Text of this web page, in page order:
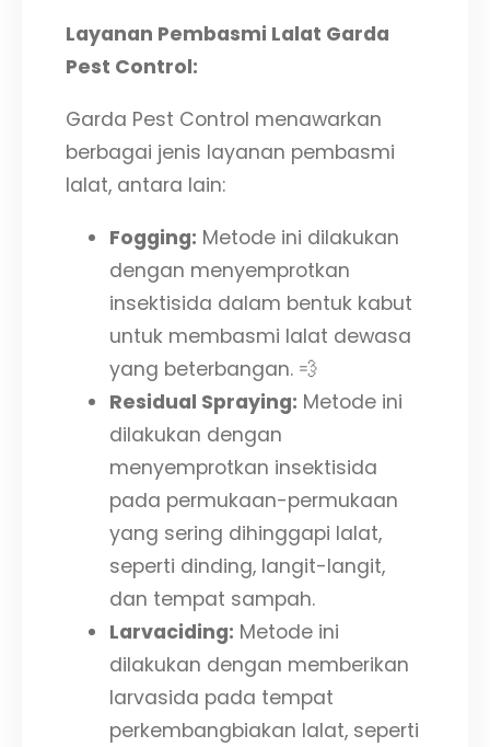
Layanan Pembasmi Lalat Garda
Pest Control:
Garda Pest Control menawarkan
berbagai jenis layanan pembasmi
lalat, antara lain:
Fogging: Metode ini dilakukan
dengan menyemprotkan
insektisida dalam bentuk kabut
untuk membasmi lalat dewasa
yang beterbangan. 💨
Residual Spraying: Metode ini
dilakukan dengan
menyemprotkan insektisida
pada permukaan-permukaan
yang sering dihinggapi lalat,
seperti dinding, langit-langit,
dan tempat sampah.
Larvaciding: Metode ini
dilakukan dengan memberikan
larvasida pada tempat
perkembangbiakan lalat, seperti